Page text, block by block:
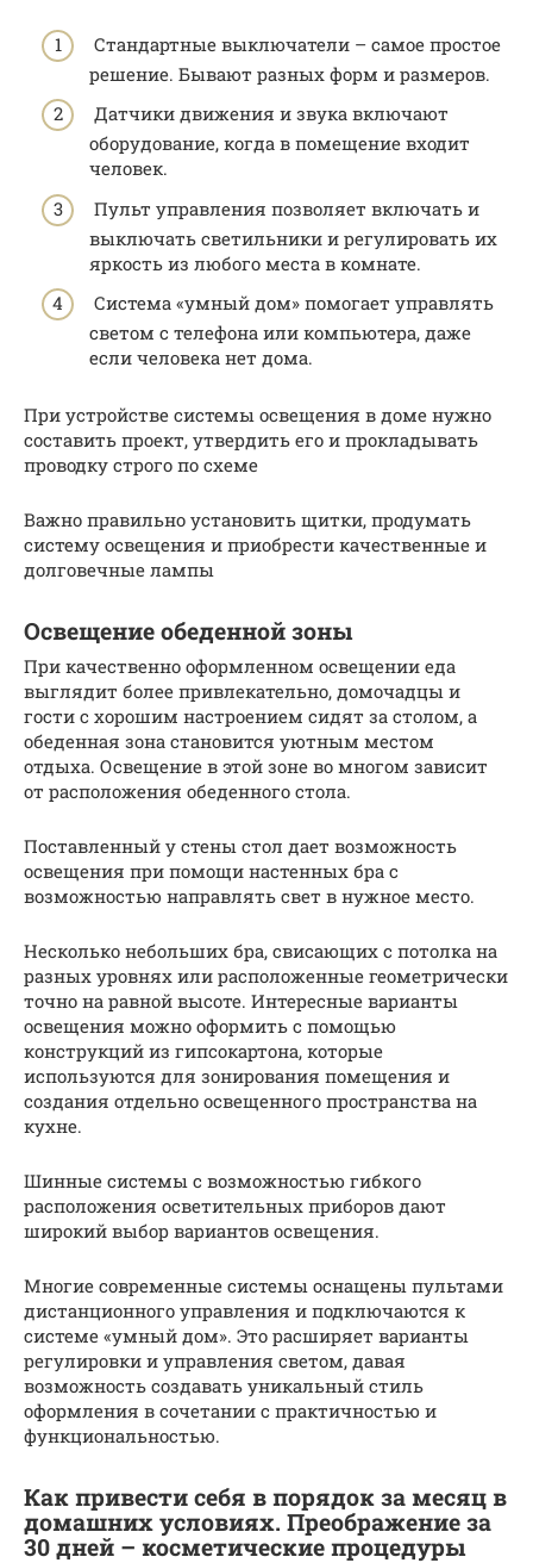
Стандартные выключатели – самое простое
решение. Бывают разных форм и размеров.
Датчики движения и звука включают
оборудование, когда в помещение входит
человек.
Пульт управления позволяет включать и
выключать светильники и регулировать их
яркость из любого места в комнате.
Система «умный дом» помогает управлять
светом с телефона или компьютера, даже
если человека нет дома.
При устройстве системы освещения в доме нужно
составить проект, утвердить его и прокладывать
проводку строго по схеме
Важно правильно установить щитки, продумать
систему освещения и приобрести качественные и
долговечные лампы
Освещение обеденной зоны
При качественно оформленном освещении еда
выглядит более привлекательно, домочадцы и
гости с хорошим настроением сидят за столом, а
обеденная зона становится уютным местом
отдыха. Освещение в этой зоне во многом зависит
от расположения обеденного стола.
Поставленный у стены стол дает возможность
освещения при помощи настенных бра с
возможностью направлять свет в нужное место.
Несколько небольших бра, свисающих с потолка на
разных уровнях или расположенные геометрически
точно на равной высоте. Интересные варианты
освещения можно оформить с помощью
конструкций из гипсокартона, которые
используются для зонирования помещения и
создания отдельно освещенного пространства на
кухне.
Шинные системы с возможностью гибкого
расположения осветительных приборов дают
широкий выбор вариантов освещения.
Многие современные системы оснащены пультами
дистанционного управления и подключаются к
системе «умный дом». Это расширяет варианты
регулировки и управления светом, давая
возможность создавать уникальный стиль
оформления в сочетании с практичностью и
функциональностью.
Как привести себя в порядок за месяц в
домашних условиях. Преображение за
30 дней – косметические процедуры